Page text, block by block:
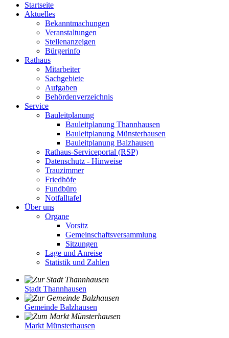
Startseite
Aktuelles
Bekanntmachungen
Veranstaltungen
Stellenanzeigen
Bürgerinfo
Rathaus
Mitarbeiter
Sachgebiete
Aufgaben
Behördenverzeichnis
Service
Bauleitplanung
Bauleitplanung Thannhausen
Bauleitplanung Münsterhausen
Bauleitplanung Balzhausen
Rathaus-Serviceportal (RSP)
Datenschutz - Hinweise
Trauzimmer
Friedhöfe
Fundbüro
Notfalltafel
Über uns
Organe
Vorsitz
Gemeinschaftsversammlung
Sitzungen
Lage und Anreise
Statistik und Zahlen
Stadt Thannhausen
Gemeinde Balzhausen
Markt Münsterhausen